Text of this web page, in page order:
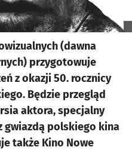
(dawna
przygotowuje
z okazji 50. rocznicy
Będzie przegląd
aktora, specjalny
gwiazdą polskiego kina
także Kino Nowe